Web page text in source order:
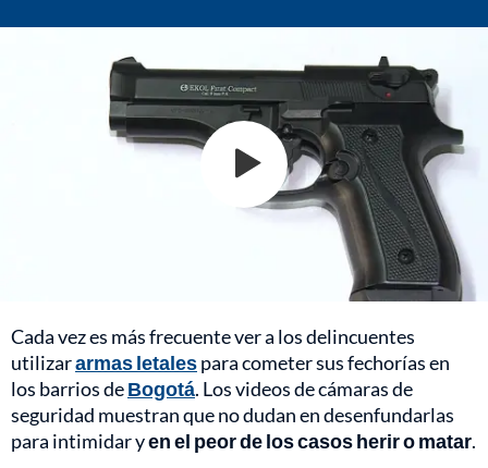
Cada vez es más frecuente ver a los delincuentes
utilizararmas letalespara cometer sus fechorías en
los barrios deBogotá. Los videos de cámaras de
seguridad muestran que no dudan en desenfundarlas
para intimidar yen el peor de los casos herir o matar.